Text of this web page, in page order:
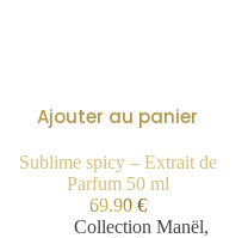
Ajouter au panier
Sublime spicy – Extrait de
Parfum 50 ml
69.90 €
Collection Manël,